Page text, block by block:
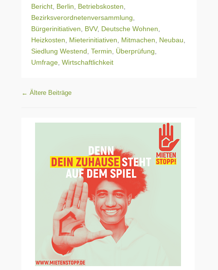
Bericht Berlin Betriebskosten
Bezirksverordnetenversammlung
Bürgerinitiativen
BVV, Deutsche Wohnen
Heizkosten
Mieterinitiativen Mitmachen Neubau
Siedlung Westend Termin Überprüfung
Umfrage Wirtschaftlichkeit
Beitragsnavigation
← Ältere Beiträge